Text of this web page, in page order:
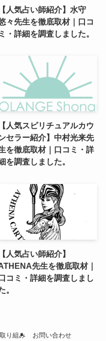
【人気占い師紹介】水守
々先生を徹底取材｜口コ
ミ・詳細を調査しました。
【人気スピリチュアルカウ
セラー紹介】中村光来先
を徹底取材｜口コミ・詳
を調査しました。
【人気占い師紹介】
先生を徹底取材｜
コミ・詳細を調査しまし
。
り組み お問い合わせ